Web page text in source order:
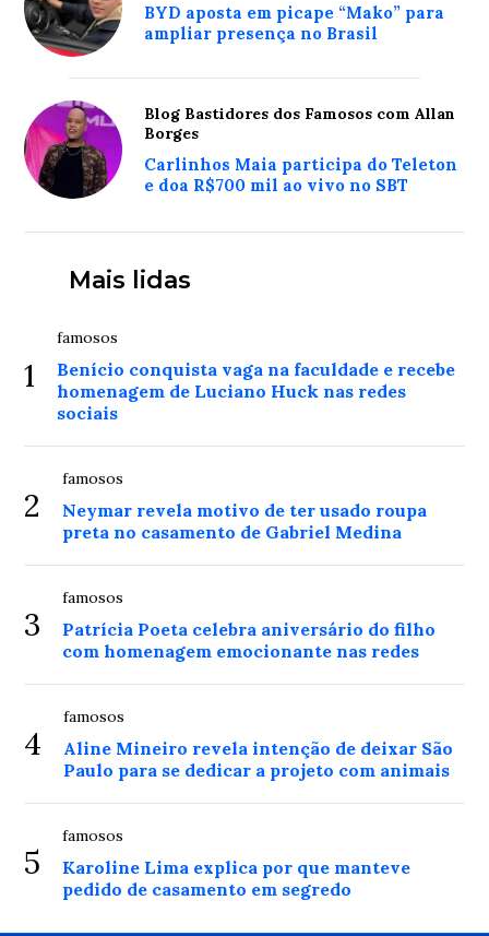
BYD aposta em picape “Mako” para
ampliar presença no Brasil
Blog Bastidores dos Famosos com Allan
Borges
Carlinhos Maia participa do Teleton
e doa R$700 mil ao vivo no SBT
Mais lidas
1
famosos
Benício conquista vaga na faculdade e recebe
homenagem de Luciano Huck nas redes
sociais
2
famosos
Neymar revela motivo de ter usado roupa
preta no casamento de Gabriel Medina
3
famosos
Patrícia Poeta celebra aniversário do filho
com homenagem emocionante nas redes
4
famosos
Aline Mineiro revela intenção de deixar São
Paulo para se dedicar a projeto com animais
5
famosos
Karoline Lima explica por que manteve
pedido de casamento em segredo